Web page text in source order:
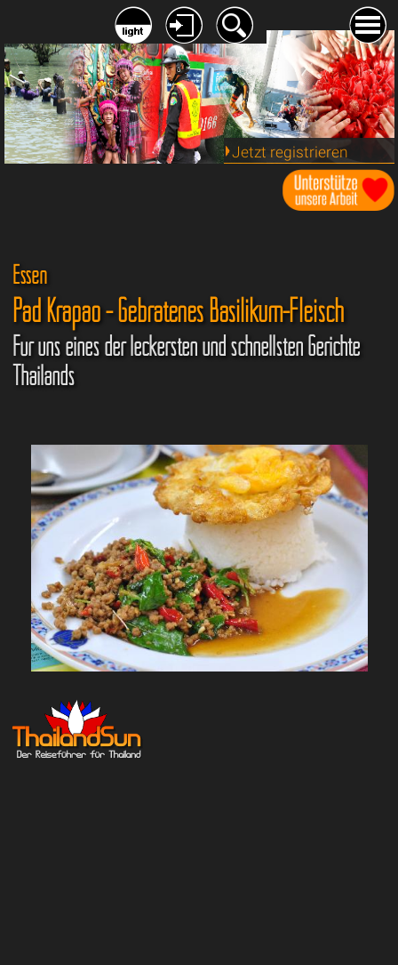
Jetzt registrieren
Essen
Pad Krapao - Gebratenes Basilikum-Fleisch
Für uns eines der leckersten und schnellsten Gerichte
Thailands